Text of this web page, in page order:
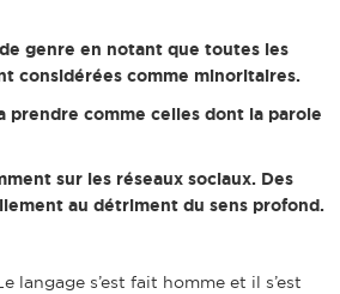
genre en notant que toutes les
considérées comme minoritaires.
prendre comme celles dont la parole
sur les réseaux sociaux. Des
au détriment du sens profond.
s’est fait homme et il s’est